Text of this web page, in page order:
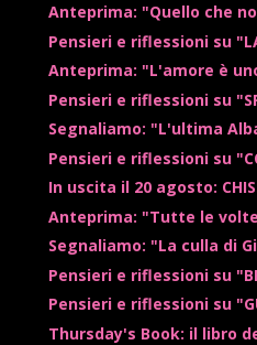
Anteprima: "Quello che
Pensieri e riflessioni su
Anteprima: "L'amore è
Pensieri e riflessioni su
Segnaliamo: "L'ultima
Pensieri e riflessioni su
In uscita il 20 agosto:
Anteprima: "Tutte le
Segnaliamo: "La culla di
Pensieri e riflessioni su
Pensieri e riflessioni su
Thursday's Book: il libro